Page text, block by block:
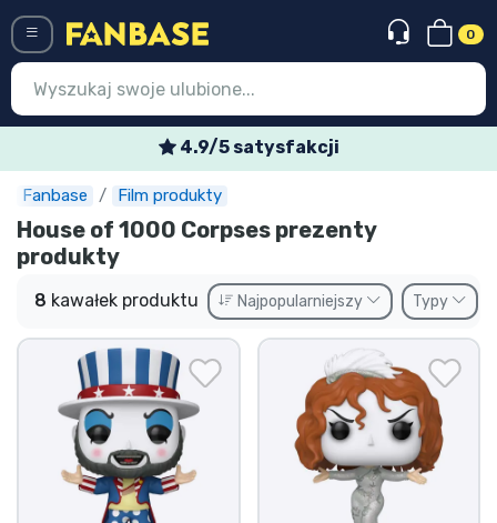
0
4.9/5 satysfakcji
Fanbase Film produkty
House of 1000 Corpses prezenty
produkty
8 kawałek produktu Najpopularniejszy Typy
Wejście
Najnowsze rzeczy
Oferty specjalne
Doręczenie ekspresowe
Przedsprzedaż
Outlet produkty
Wysyłka i płatność